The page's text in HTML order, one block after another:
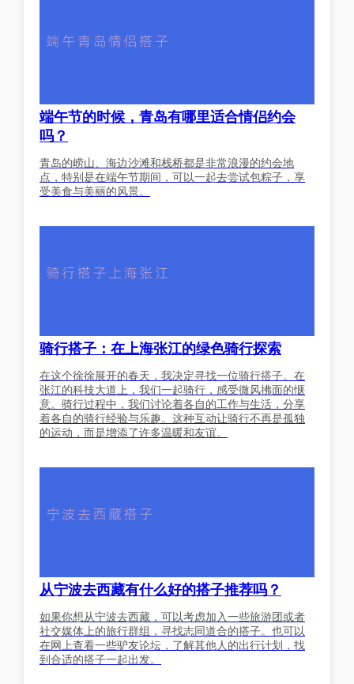
端午节的时候，青岛有哪里适合情侣约会
吗？
青岛的崂山、海边沙滩和栈桥都是非常浪漫的约会地
点，特别是在端午节期间，可以一起去尝试包粽子，享
受美食与美丽的风景。
骑行搭子：在上海张江的绿色骑行探索
在这个徐徐展开的春天，我决定寻找一位骑行搭子。在
张江的科技大道上，我们一起骑行，感受微风拂面的惬
意。骑行过程中，我们讨论着各自的工作与生活，分享
着各自的骑行经验与乐趣。这种互动让骑行不再是孤独
的运动，而是增添了许多温暖和友谊。
从宁波去西藏有什么好的搭子推荐吗？
如果你想从宁波去西藏，可以考虑加入一些旅游团或者
社交媒体上的旅行群组，寻找志同道合的搭子。也可以
在网上查看一些驴友论坛，了解其他人的出行计划，找
到合适的搭子一起出发。